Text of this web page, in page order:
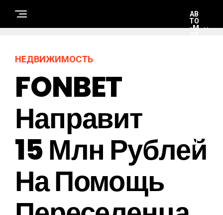
АВ
ТО
-М
Т
Ь
НЕДВИЖИМОСТЬ
FONBET
Направит
15 Млн Рублей
На Помощь